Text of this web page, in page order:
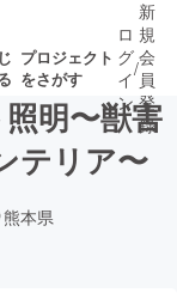
プロジェクト
をさがす
近いプ
ロ
グ
イ
ン
/
新
規
会
員
登
録
明〜獣害
テリア〜
熊本県